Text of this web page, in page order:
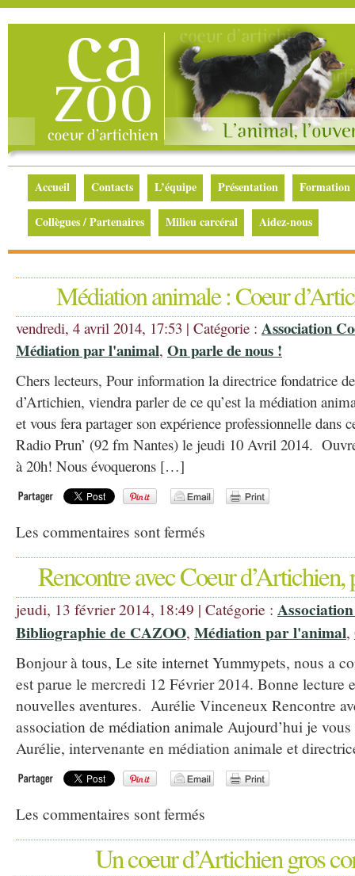
Accueil Contacts L’équipe Présentation Formation
Collègues / Partenaires Milieu carcéral Aidez-nous
Médiation animale : Coeur
vendredi, 4 avril 2014, 17:53 | Catégorie : Association
Médiation par l'animal, On parle de nous !
Chers lecteurs, Pour information la directrice fondatrice
d’Artichien, viendra parler de ce qu’est la médiation
et vous fera partager son expérience professionnelle dans
Radio Prun’ (92 fm Nantes) le jeudi 10 Avril 2014.
à 20h! Nous évoquerons […]
Les commentaires sont fermés
Rencontre avec Coeur
jeudi, 13 février 2014, 18:49 | Catégorie :
Bibliographie de CAZOO, Médiation par l'animal,
Bonjour à tous, Le site internet Yummypets, nous a
est parue le mercredi 12 Février 2014. Bonne lecture
nouvelles aventures. Aurélie Vinceneux Rencontre
association de médiation animale Aujourd’hui je
Aurélie, intervenante en médiation animale et
Les commentaires sont fermés
Un coeur d’Artichien gros